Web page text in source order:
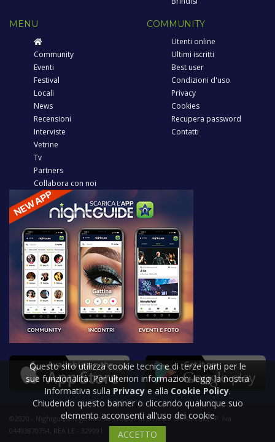
MENU
Community
Eventi
Festival
Locali
News
Recensioni
Interviste
Vetrine
Tv
Partners
Collabora con noi
COMMUNITY
Utenti online
Ultimi iscritti
Best user
Condizioni d'uso
Privacy
Cookies
Recupera password
Contatti
©2020 - Nightguide.it gestito da Welabs di Ernesto Carracchia - P. Iva
04493870754, REA LE - 329991
Questo sito utilizza cookie tecnici e di terze parti per le
sue funzionalità. Per ulteriori informazioni leggi la nostra
Informativa sulla Privacy e alla Cookie Policy.
Chiudendo questo banner o cliccando qualunque suo
elemento acconsenti all'uso dei cookie
ACCETTO